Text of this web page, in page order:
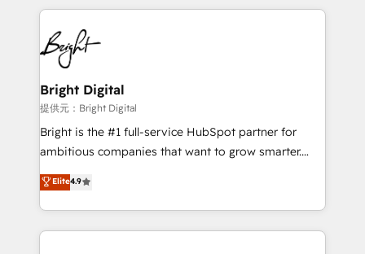
HubSpot COS Performance Award 🏆2014 HubSpot
COS Design Award 🏆2013 HubSpot Marketplace
Partner 📆Founded in 1997
automation, integration, and AI innovation to deliver
lasting impact. We specialize in: • Turnkey and end-
to-end HubSpot implementations • Onboarding for
Sales, Service, Marketing & Content Hubs • AI voice
and chat agents, predictive automation, and smart
workflows • Salesforce + HubSpot integration •
RevOps and AI-driven sales enablement • Website
design and CMS development • ERP integration: SAP,
and CRM migration from any platform •
Client/member portals built on HubSpot • Custom
Bright Digital
提供元：Bright Digital
Bright is the #1 full-service HubSpot partner for
ambitious companies that want to grow smarter.
From HubSpot onboarding, to training, from
developing a new website to lead generation and
digital marketing; we do it all (and with great
results)! In short, our services include: - HubSpot
Elite4.9